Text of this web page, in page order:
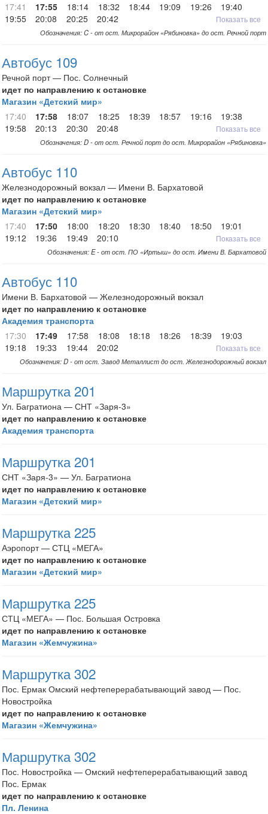
17:41
17:55 18:14 18:32 18:44 19:09 19:26
19:40
19:55
20:08 20:25 20:42 Показать все
Обозначения: C - от ост. Микрорайон «Рябиновка» до ост. Речной порт
Автобус 109
Речной порт — Пос. Солнечный
идет по направлению к остановке
Магазин «Детский мир»
17:40
17:58 18:07 18:25 18:39 18:57 19:16
19:38
19:58
20:13 20:30 20:48 Показать все
Обозначения: D - от ост. Речной порт до ост. Микрорайон «Рябиновка»
Автобус 110
Железнодорожный вокзал — Имени В. Бархатовой
идет по направлению к остановке
Магазин «Детский мир»
17:40
17:50 18:00 18:20 18:30 18:40 18:50
19:01
19:12
19:36 19:49 20:10 Показать все
Обозначения: E - от ост. ПО «Иртыш» до ост. Имени В. Бархатовой
Автобус 110
Имени В. Бархатовой — Железнодорожный вокзал
идет по направлению к остановке
Академия транспорта
17:30
17:49 17:58 18:08 18:18 18:26 18:39
19:03
19:18
19:33 19:44 20:02 Показать все
Обозначения: D - от ост. Завод Металлист до ост. Железнодорожный вокзал
Маршрутка 201
Ул. Багратиона — СНТ «Заря-3»
идет по направлению к остановке
Академия транспорта
Маршрутка 201
СНТ «Заря-3» — Ул. Багратиона
идет по направлению к остановке
Магазин «Детский мир»
Маршрутка 225
Аэропорт — СТЦ «МЕГА»
идет по направлению к остановке
Магазин «Детский мир»
Маршрутка 225
СТЦ «МЕГА» — Пос. Большая Островка
идет по направлению к остановке
Магазин «Жемчужина»
Маршрутка 302
Пос. Ермак Омский нефтеперерабатывающий завод — Пос.
Новостройка
идет по направлению к остановке
Магазин «Жемчужина»
Маршрутка 302
Пос. Новостройка — Омский нефтеперерабатывающий завод
Пос. Ермак
идет по направлению к остановке
Пл. Ленина